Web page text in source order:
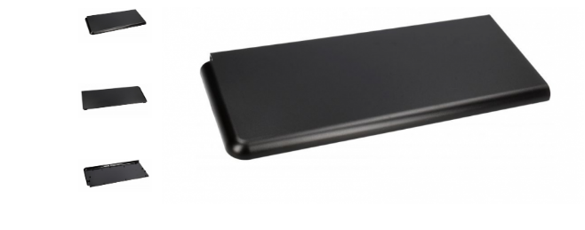
Electronice Auto
Reparatii si echipamente auto
Accesorii usi
Bucatarie & Servire